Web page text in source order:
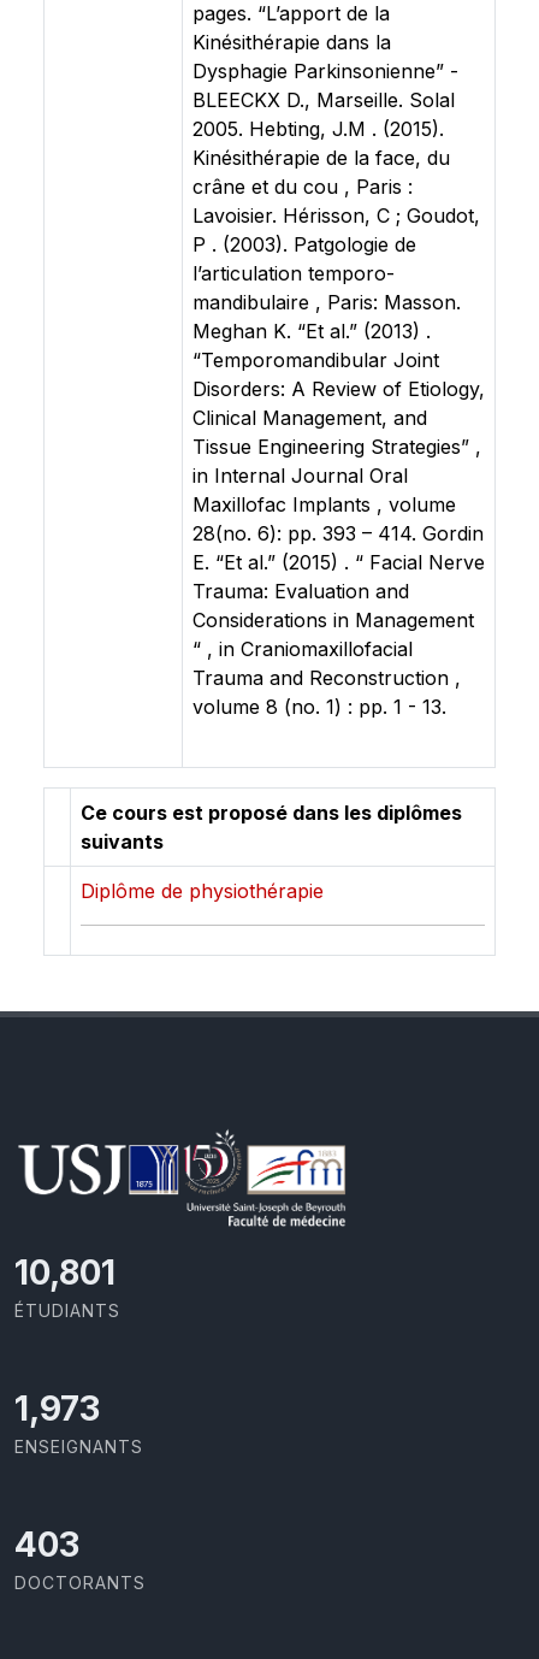
pages. “L’apport de la
Kinésithérapie dans la
Dysphagie Parkinsonienne” -
BLEECKX D., Marseille. Solal
2005. Hebting, J.M . (2015).
Kinésithérapie de la face, du
crâne et du cou , Paris :
Lavoisier. Hérisson, C ; Goudot,
P . (2003). Patgologie de
l’articulation temporo-
mandibulaire , Paris: Masson.
Meghan K. “Et al.” (2013) .
“Temporomandibular Joint
Disorders: A Review of Etiology,
Clinical Management, and
Tissue Engineering Strategies” ,
in Internal Journal Oral
Maxillofac Implants , volume
28(no. 6): pp. 393 – 414. Gordin
E. “Et al.” (2015) . “ Facial Nerve
Trauma: Evaluation and
Considerations in Management
“ , in Craniomaxillofacial
Trauma and Reconstruction ,
volume 8 (no. 1) : pp. 1 - 13.
Ce cours est proposé dans les diplômes
suivants
Diplôme de physiothérapie
11,727
ÉTUDIANTS
2,142
ENSEIGNANTS
437
DOCTORANTS